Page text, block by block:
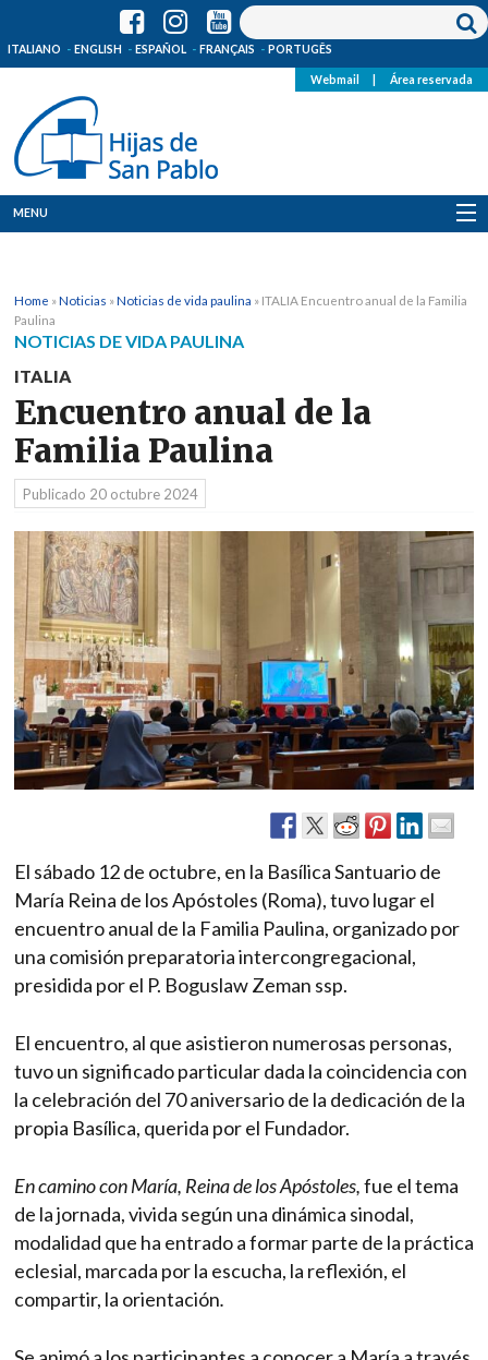
ITALIANO ENGLISH ESPAÑOL FRANÇAIS PORTUGÊS
Webmail Área reservada
MENU
Dónde estamos
Recursos
Media
Home »Noticias »Noticias de vida paulina » ITALIA Encuentro anual de la Familia
Paulina
NOTICIAS DE VIDA PAULINA
ITALIA
Encuentro anual de la
Familia Paulina
Publicado 20 octubre 2024
El sábado 12 de octubre, en la Basílica Santuario de
María Reina de los Apóstoles (Roma), tuvo lugar el
encuentro anual de la Familia Paulina, organizado por
una comisión preparatoria intercongregacional,
presidida por el P. Boguslaw Zeman ssp.
El encuentro, al que asistieron numerosas personas,
tuvo un significado particular dada la coincidencia con
la celebración del 70 aniversario de la dedicación de la
propia Basílica, querida por el Fundador.
En camino con María, Reina de los Apóstoles,fue el tema
de la jornada, vivida según una dinámica sinodal,
modalidad que ha entrado a formar parte de la práctica
eclesial, marcada por la escucha, la reflexión, el
compartir, la orientación.